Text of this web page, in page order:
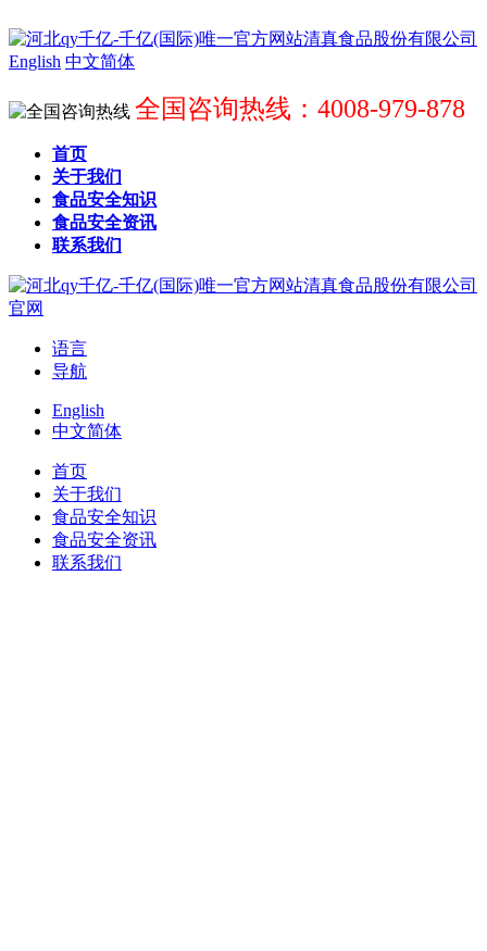
English 中文简体
全国咨询热线：4008-979-878
首页
关于我们
食品安全知识
食品安全资讯
联系我们
语言
导航
English
中文简体
首页
关于我们
食品安全知识
食品安全资讯
联系我们